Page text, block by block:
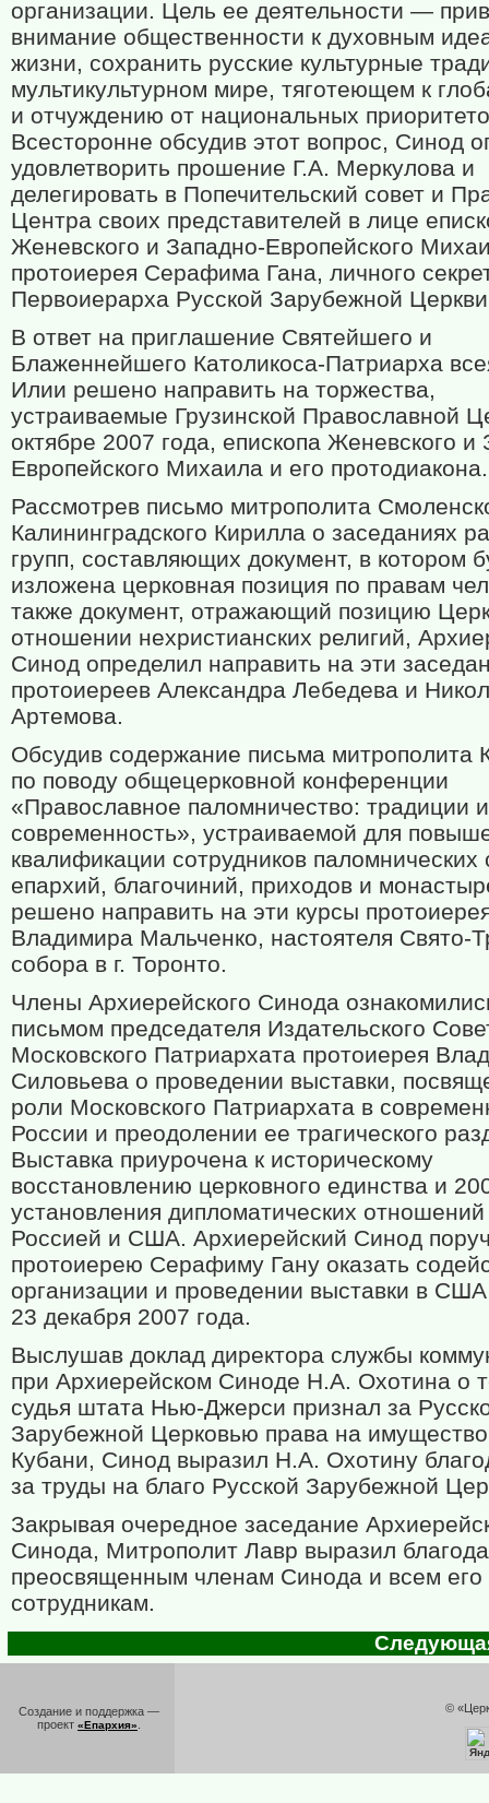
организации. Цель ее деятельности —
внимание общественности к духовным
жизни, сохранить русские культурные
мультикультурном мире, тяготеющем к
и отчуждению от национальных
Всесторонне обсудив этот вопрос, Синод
удовлетворить прошение Г.А. Меркулова и
делегировать в Попечительский совет и
Центра своих представителей в лице
Женевского и Западно-Европейского
протоиерея Серафима Гана, личного
Первоиерарха Русской Зарубежной
В ответ на приглашение Святейшего и
Блаженнейшего Католикоса-Патриарха
Илии решено направить на торжества,
устраиваемые Грузинской Православной
октябре 2007 года, епископа Женевского и
Европейского Михаила и его протодиакона.
Рассмотрев письмо митрополита
Калининградского Кирилла о заседаниях
групп, составляющих документ, в котором
изложена церковная позиция по правам
также документ, отражающий позицию
отношении нехристианских религий,
Синод определил направить на эти
протоиереев Александра Лебедева и
Артемова.
Обсудив содержание письма митрополита
по поводу общецерковной конференции
«Православное паломничество: традиции и
современность», устраиваемой для
квалификации сотрудников паломнических
епархий, благочиний, приходов и
решено направить на эти курсы
Владимира Мальченко, настоятеля Свято-
собора в г. Торонто.
Члены Архиерейского Синода
письмом председателя Издательского
Московского Патриархата протоиерея
Силовьева о проведении выставки,
роли Московского Патриархата в
России и преодолении ее трагического
Выставка приурочена к историческому
восстановлению церковного единства и
установления дипломатических
Россией и США. Архиерейский Синод
протоиерею Серафиму Гану оказать
организации и проведении выставки в
23 декабря 2007 года.
Выслушав доклад директора службы
при Архиерейском Синоде Н.А. Охотина о
судья штата Нью-Джерси признал за
Зарубежной Церковью права на
Кубани, Синод выразил Н.А. Охотину
за труды на благо Русской Зарубежной
Закрывая очередное заседание
Синода, Митрополит Лавр выразил
преосвященным членам Синода и всем его
сотрудникам.
Создание и поддержка —
проект «Епархия»
©